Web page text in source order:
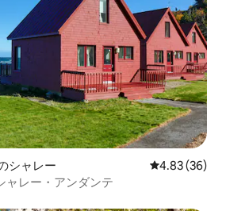
シャレー レビュー36
4.83 (36)
ャレー・アンダンテ